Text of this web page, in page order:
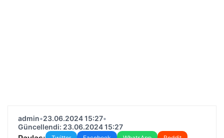
admin•23.06.2024 15:27•
Güncellendi: 23.06.2024 15:27